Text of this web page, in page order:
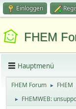
Einloggen
FHEM
Hauptmenü
FHEM Forum ► FHEM
► FHEMWEB: